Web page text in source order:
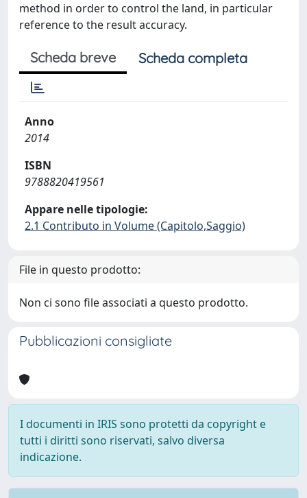
method in order to control the land, in particular
reference to the result accuracy.
Scheda breve Scheda completa
Anno
2014
ISBN
9788820419561
Appare nelle tipologie:
2.1 Contributo in Volume (Capitolo,Saggio)
File in questo prodotto:
Non ci sono file associati a questo prodotto.
Pubblicazioni consigliate
I documenti in IRIS sono protetti da copyright e
tutti i diritti sono riservati, salvo diversa
indicazione.